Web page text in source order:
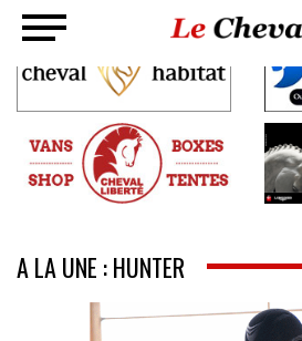
A LA UNE : HUNTER